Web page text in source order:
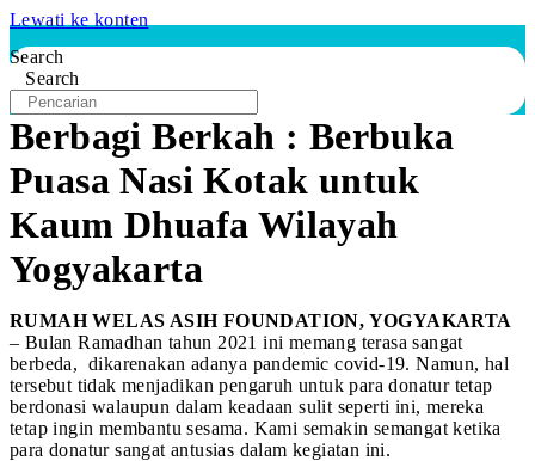
Lewati ke konten
Search
Search
Berbagi Berkah : Berbuka
Puasa Nasi Kotak untuk
Kaum Dhuafa Wilayah
Yogyakarta
RUMAH WELAS ASIH FOUNDATION, YOGYAKARTA
– Bulan Ramadhan tahun 2021 ini memang terasa sangat
berbeda, dikarenakan adanya pandemic covid-19. Namun, hal
tersebut tidak menjadikan pengaruh untuk para donatur tetap
berdonasi walaupun dalam keadaan sulit seperti ini, mereka
tetap ingin membantu sesama. Kami semakin semangat ketika
para donatur sangat antusias dalam kegiatan ini.